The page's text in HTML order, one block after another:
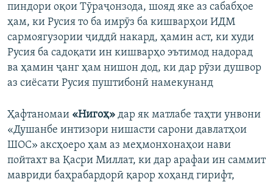
пиндори оқои Тӯраҷонзода, шояд яке аз сабабҳое
ҳам, ки Русия то ба имрӯз ба кишварҳои ИДМ
сармоягузории ҷиддӣ накард, ҳамин аст, ки худи
Русия ба садоқати ин кишварҳо эътимод надорад
ва ҳамин ҷанг ҳам нишон дод, ки дар рӯзи душвор
аз сиёсати Русия пуштибонӣ намекунанд
Ҳафтаномаи «Нигоҳ» дар як матлабе таҳти унвони
«Душанбе интизори нишасти сарони давлатҳои
ШОС» аксҳоеро ҳам аз меҳмонхонаҳои нави
пойтахт ва Қасри Миллат, ки дар арафаи ин саммит
мавриди баҳрабардорӣ қарор хоҳанд гирифт,